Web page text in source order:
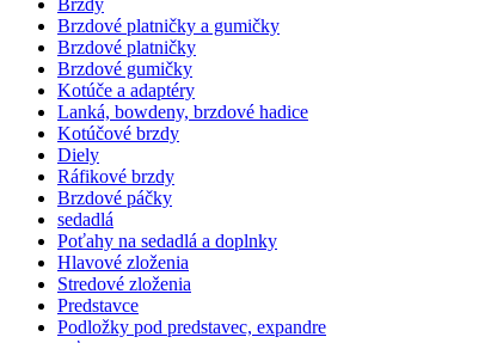
Brzdy
Brzdové platničky a gumičky
Brzdové platničky
Brzdové gumičky
Kotúče a adaptéry
Lanká, bowdeny, brzdové hadice
Kotúčové brzdy
Diely
Ráfikové brzdy
Brzdové páčky
sedadlá
Poťahy na sedadlá a doplnky
Hlavové zloženia
Stredové zloženia
Predstavce
Podložky pod predstavec, expandre